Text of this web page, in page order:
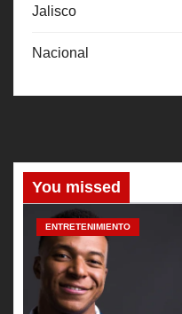
Jalisco
Nacional
You missed
ENTRETENIMIENTO